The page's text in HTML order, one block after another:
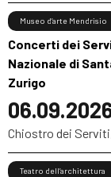
Concerti dei
Nazionale di
Zurigo
Museo d’arte Mendrisio
Chiostro dei
Teatro dell’architettura